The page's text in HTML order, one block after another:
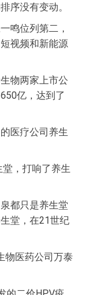
序没有变动。
鸣位列第二，
视频和新能源
物两家上市公
亿，达到了
医疗公司养生
，打响了养生
都只是养生堂
堂，在21世纪
物医药公司万泰